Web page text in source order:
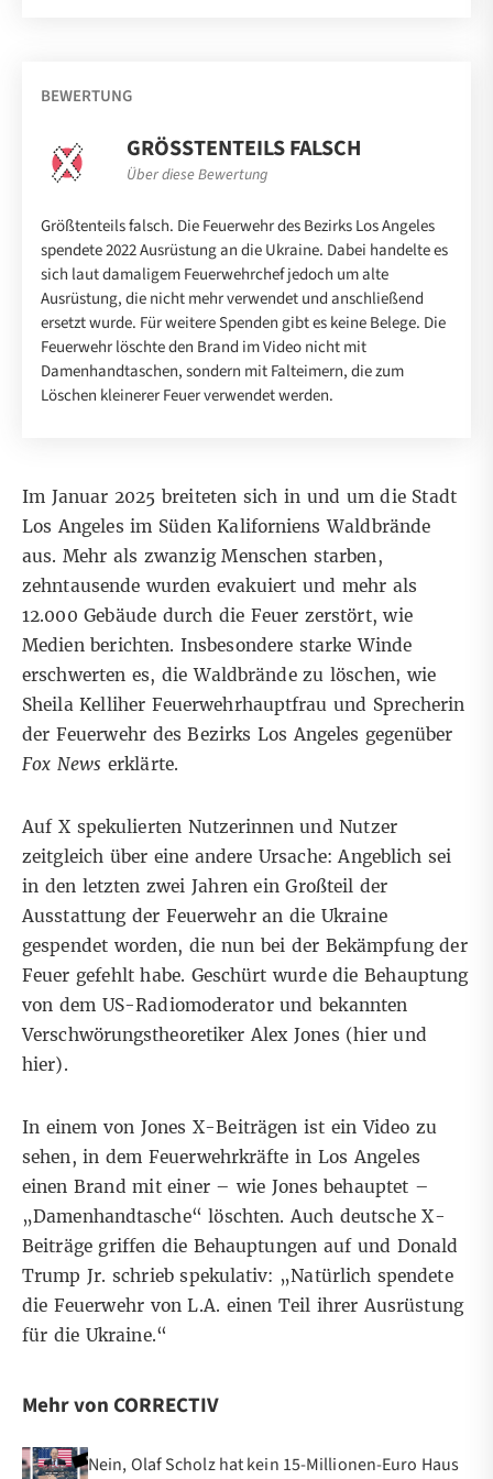
BEWERTUNG
GRÖSSTENTEILS FALSCH
Über diese Bewertung
Größtenteils falsch. Die Feuerwehr des Bezirks Los Angeles
spendete 2022 Ausrüstung an die Ukraine. Dabei handelte es
sich laut damaligem Feuerwehrchef jedoch um alte
Ausrüstung, die nicht mehr verwendet und anschließend
ersetzt wurde. Für weitere Spenden gibt es keine Belege. Die
Feuerwehr löschte den Brand im Video nicht mit
Damenhandtaschen, sondern mit Falteimern, die zum
Löschen kleinerer Feuer verwendet werden.
Im Januar 2025 breiteten sich in und um die Stadt
Los Angeles im Süden Kaliforniens Waldbrände
aus. Mehr als zwanzig Menschen starben,
zehntausende wurden evakuiert und mehr als
12.000 Gebäude durch die Feuer zerstört, wie
Medien berichten. Insbesondere starke Winde
erschwerten es, die Waldbrände zu löschen, wie
Sheila Kelliher Feuerwehrhauptfrau und Sprecherin
der Feuerwehr des Bezirks Los Angeles gegenüber
Fox News erklärte.
Auf X spekulierten Nutzerinnen und Nutzer
zeitgleich über eine andere Ursache: Angeblich sei
in den letzten zwei Jahren ein Großteil der
Ausstattung der Feuerwehr an die Ukraine
gespendet worden, die nun bei der Bekämpfung der
Feuer gefehlt habe. Geschürt wurde die Behauptung
von dem US-Radiomoderator und bekannten
Verschwörungstheoretiker Alex Jones (hierund
hier).
In einem von Jones X-Beiträgen ist ein Video zu
sehen, in dem Feuerwehrkräfte in Los Angeles
einen Brand mit einer – wie Jones behauptet –
„Damenhandtasche“ löschten. Auch deutsche X-
Beiträgegriffen die Behauptungen auf und Donald
Trump Jr. schrieb spekulativ: „Natürlich spendete
die Feuerwehr von L.A. einen Teil ihrer Ausrüstung
für die Ukraine.“
Mehr von CORRECTIV
Nein, Olaf Scholz hat kein 15-Millionen-Euro Haus